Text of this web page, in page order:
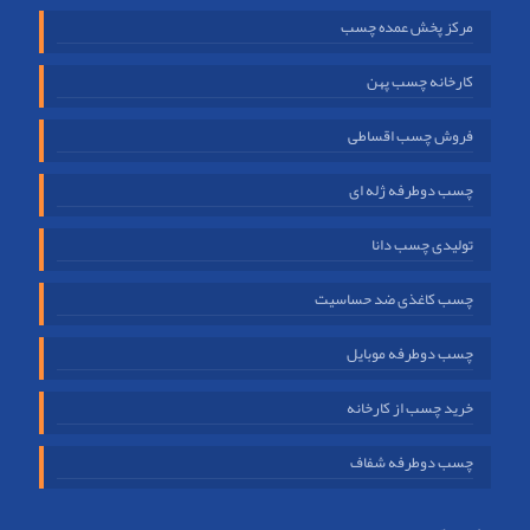
مرکز پخش عمده چسب
کارخانه چسب پهن
فروش چسب اقساطی
چسب دوطرفه ژله ای
تولیدی چسب دانا
چسب کاغذی ضد حساسیت
چسب دوطرفه موبایل
خرید چسب از کارخانه
چسب دوطرفه شفاف